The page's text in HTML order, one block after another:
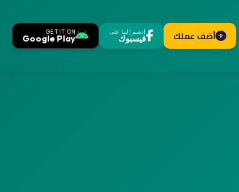
أضف عملك انضم إلينا على
فيسبوك
GET IT ON
Google Play